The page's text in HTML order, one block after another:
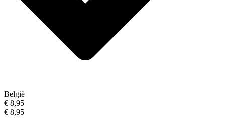
België
€ 8,95
€ 8,95